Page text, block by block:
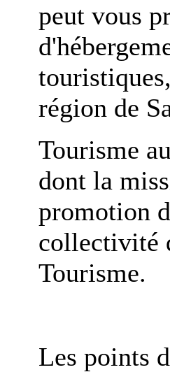
peut vous
région de
Tourisme
dont la
promotion
collectivité
Tourisme.
Les points